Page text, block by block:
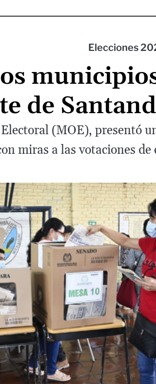
Elecciones
de
(MOE), presentó
miras a las votaciones